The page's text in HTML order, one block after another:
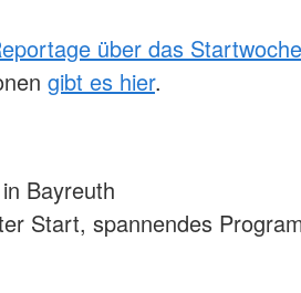
über das
gibt es hier.
Bayreuth
Start, spannendes